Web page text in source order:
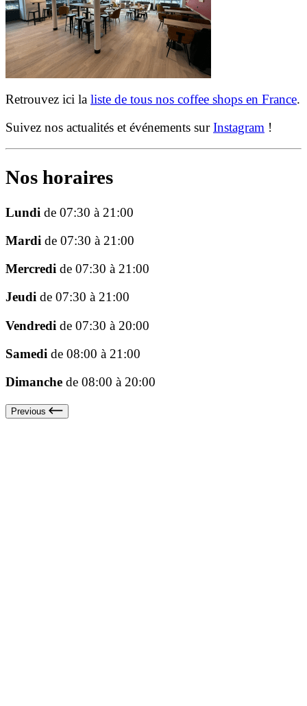
Retrouvez ici la liste de tous nos coffee shops en France.
Suivez nos actualités et événements surInstagram !
Nos horaires
Lundi de 07:30 à 21:00
Mardi de 07:30 à 21:00
Mercredi de 07:30 à 21:00
Jeudi de 07:30 à 21:00
Vendredi de 07:30 à 20:00
Samedi de 08:00 à 21:00
Dimanche de 08:00 à 20:00
Previous